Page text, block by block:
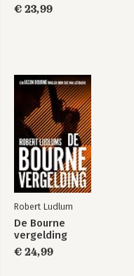
€ 23,99
Robert Ludlum
De Bourne
vergelding
€ 24,99